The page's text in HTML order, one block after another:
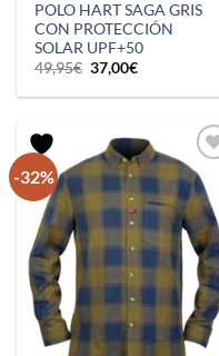
POLO HART SAGA GRIS
CON PROTECCIÓN
SOLAR UPF+50
49,95€ El
precio
original
37,00€El
actual
-32%